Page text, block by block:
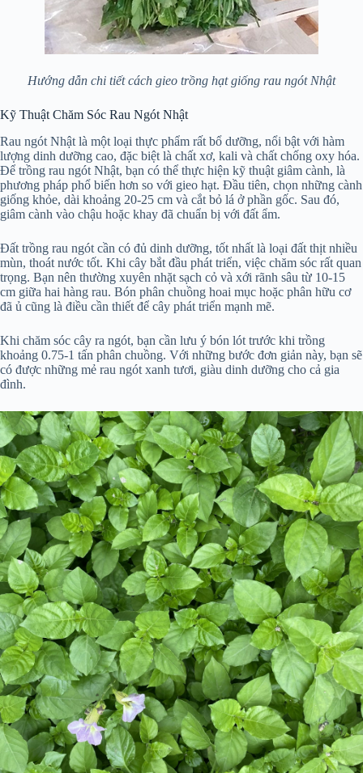
Hướng dẫn chi tiết cách gieo trồng hạt giống rau ngót Nhật
Kỹ Thuật Chăm Sóc Rau Ngót Nhật
Rau ngót Nhật là một loại thực phẩm rất bổ dưỡng, nổi bật với hàm
lượng dinh dưỡng cao, đặc biệt là chất xơ, kali và chất chống oxy hóa.
Để trồng rau ngót Nhật, bạn có thể thực hiện kỹ thuật giâm cành, là
phương pháp phổ biến hơn so với gieo hạt. Đầu tiên, chọn những cành
giống khỏe, dài khoảng 20-25 cm và cắt bỏ lá ở phần gốc. Sau đó,
giâm cành vào chậu hoặc khay đã chuẩn bị với đất ẩm.
Đất trồng rau ngót cần có đủ dinh dưỡng, tốt nhất là loại đất thịt nhiều
mùn, thoát nước tốt. Khi cây bắt đầu phát triển, việc chăm sóc rất quan
trọng. Bạn nên thường xuyên nhặt sạch cỏ và xới rãnh sâu từ 10-15
cm giữa hai hàng rau. Bón phân chuồng hoai mục hoặc phân hữu cơ
đã ủ cũng là điều cần thiết để cây phát triển mạnh mẽ.
Khi chăm sóc cây ra ngót, bạn cần lưu ý bón lót trước khi trồng
khoảng 0.75-1 tấn phân chuồng. Với những bước đơn giản này, bạn sẽ
có được những mẻ rau ngót xanh tươi, giàu dinh dưỡng cho cả gia
đình.